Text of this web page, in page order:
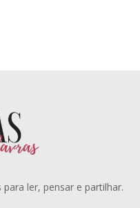
ler, pensar e partilhar.